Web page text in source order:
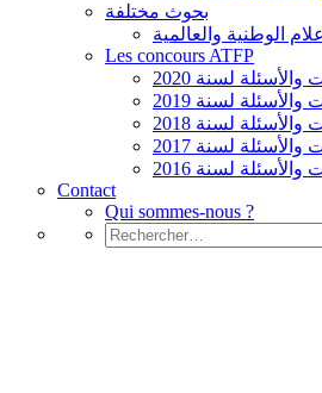
بحوث مختلفة
الوطنية والعالمية
Les concours ATFP
والأسئلة لسنة 2020
والأسئلة لسنة 2019
والأسئلة لسنة 2018
والأسئلة لسنة 2017
والأسئلة لسنة 2016
Contact
Qui sommes-nous ?
Rechercher :